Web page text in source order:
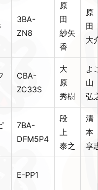
3BA-
ZN8
原
田
紗矢
香
原
大
CBA-
ZC33S
大
原
秀樹
よ
弘
7BA-
DFM5P4
段
上
泰之
清
享
E-PP1